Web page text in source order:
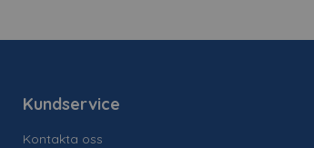
Kundservice
Kontakta oss